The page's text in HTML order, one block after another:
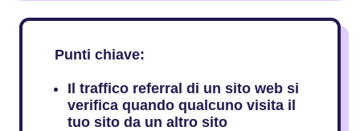
Punti chiave:
Il traffico referral di un sito web si
verifica quando qualcuno visita il
tuo sito da un altro sito